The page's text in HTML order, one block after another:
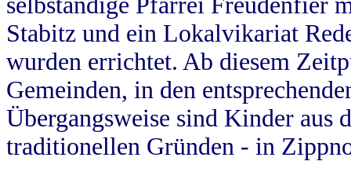
Stabitz und ein Lokalvikariat
wurden errichtet. Ab diesem
Gemeinden, in den
Übergangsweise sind Kinder aus
traditionellen Gründen - in